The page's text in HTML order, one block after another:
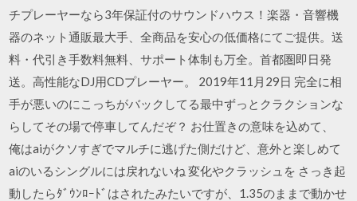
チプレーヤーなら3年保証付のサウンドハウス！楽器・音響機
器のネット通販最大手、全商品を安心の低価格にてご提供。送
料・代引き手数料無料、サポート体制も万全。首都圏即日発
送。高性能なDJ用CDプレーヤー。 2019年11月29日 完全に相
手が悪いのにこっちがバックしてる最中ずっとクラクションな
らしてその場で停車してんだぞ？ お仕置きの意味を込めて、
俺はaiがクソすぎでマルチに逃げた側だけど、意外と楽しめて
aiのいるシングルには戻れないね 変化やクラッシュを さっき起
動したらﾀﾞｳﾝﾛｰﾄﾞはされたみたいですが、1.35のままで動かせ